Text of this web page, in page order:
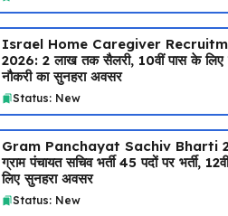
Israel Home Caregiver
2026: ₹2 लाख तक सैलरी, 10वीं पास के लिए
नौकरी का सुनहरा अवसर
Status: New
Gram Panchayat Sachiv Bharti
ग्राम पंचायत सचिव भर्ती 45 पदों पर भर्ती,
लिए सुनहरा अवसर
Status: New